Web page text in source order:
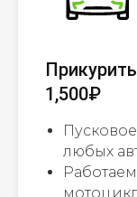
1,500₽
любых